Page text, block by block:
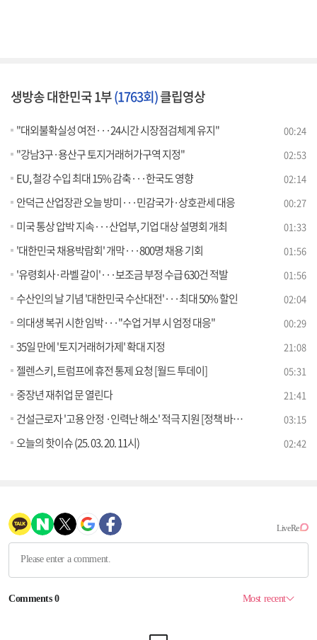
생방송 대한민국 1부(1763회)클립영상
"대외불확실성 여전···24시간 시장점검체계 유지" 00:24
"강남3구·용산구 토지거래허가구역 지정" 02:53
EU, 철강 수입 최대 15% 감축···한국도 영향 02:14
안덕근 산업장관 오늘 방미···민감국가·상호관세 대응 00:27
미국 통상 압박 지속···산업부, 기업 대상 설명회 개최 01:33
'대한민국 채용박람회' 개막···800명 채용 기회 01:56
'유령회사·라벨 갈이'···보조금 부정 수급 630건 적발 01:56
수산인의 날 기념 '대한민국 수산대전'···최대 50% 할인 02:04
의대생 복귀 시한 임박···"수업 거부 시 엄정 대응" 00:29
35일 만에 '토지거래허가제' 확대 지정 21:08
젤렌스키, 트럼프에 휴전 통제 요청 [월드 투데이] 05:31
중장년 재취업 문 열린다 21:41
건설근로자 '고용 안정 ·인력난 해소' 적극 지원 [정책 바로보기] 03:15
오늘의 핫이슈 (25. 03. 20. 11시) 02:42